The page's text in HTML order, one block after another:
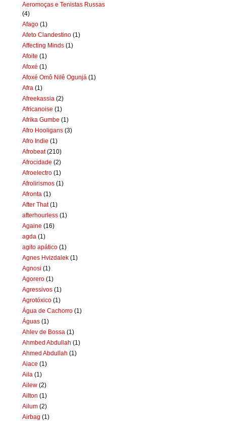
Aeromoças e Tenistas Russas
(4)
Afago (1)
Afeto Clandestino (1)
Affecting Minds (1)
Afoite (1)
Afoxé (1)
Afoxé Omô Nilê Ogunjá (1)
Afra (1)
Afreekassia (2)
Africanoise (1)
Afrika Gumbe (1)
Afro Hooligans (3)
Afro Indie (1)
Afrobeat (210)
Afrocidade (2)
Afroelectro (1)
Afrolirismos (1)
Afronta (1)
After That (1)
afterhourless (1)
Againe (16)
agda (1)
agito apático (1)
Agnes Hvizdalek (1)
Agnosi (1)
Agorero (1)
Agressivos (1)
Agrotóxico (1)
Água de Cachorro (1)
Águas (1)
Ahlev de Bossa (1)
Ahmbed Abdullah (1)
Ahmed Abdullah (1)
Aiace (1)
Aila (1)
Ailew (2)
Ailton (1)
Ailum (2)
Airbag (1)